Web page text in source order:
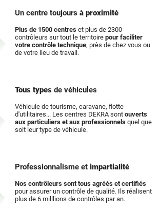
Un centre toujours à proximité
Plus de 1500 centres et plus de 2300
contrôleurs sur tout le territoire pour faciliter
votre contrôle technique, près de chez vous ou
de votre lieu de travail.
Tous types de véhicules
Véhicule de tourisme, caravane, flotte
d'utilitaires... Les centres DEKRA sont ouverts
aux particuliers et aux professionnels quel que
soit leur type de véhicule.
Professionnalisme et impartialité
Nos contrôleurs sont tous agréés et certifiés
pour assurer un contrôle de qualité. Ils réalisent
plus de 6 milllions de contrôles par an.